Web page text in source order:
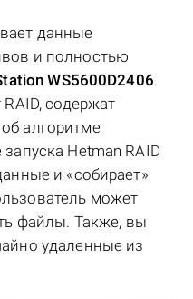
данные
и полностью
WS5600D2406.
содержат
алгоритме
Hetman RAID
и «собирает»
может
файлы. Также, вы
удаленные из